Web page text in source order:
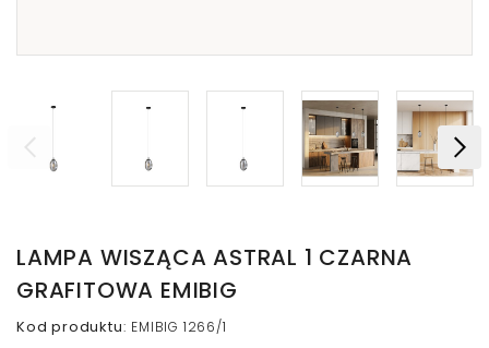
LAMPA WISZĄCA ASTRAL 1 CZARNA
GRAFITOWA EMIBIG
Kod produktu: EMIBIG 1266/1